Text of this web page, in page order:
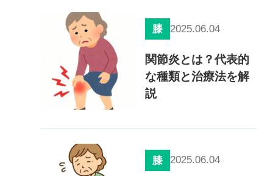
膝 2025.06.04
関節炎とは？代表的
な種類と治療法を解
説
膝 2025.06.04